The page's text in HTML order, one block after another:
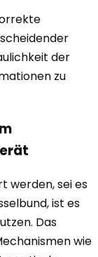
der
zu
werden, sei es
ist es
Das
wie